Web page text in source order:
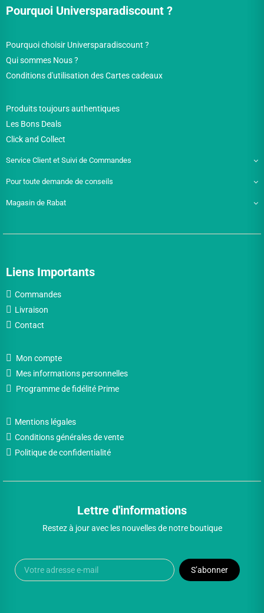
Pourquoi Universparadiscount ?
Pourquoi choisir Universparadiscount ?
Qui sommes Nous ?
Conditions d'utilisation des Cartes cadeaux
Produits toujours authentiques
Les Bons Deals
Click and Collect
Service Client et Suivi de Commandes
Pour toute demande de conseils
Magasin de Rabat
Liens Importants
Commandes
Livraison
Contact
Mon compte
Mes informations personnelles
Programme de fidélité Prime
Mentions légales
Conditions générales de vente
Politique de confidentialité
Lettre d'informations
Restez à jour avec les nouvelles de notre boutique
S’abonner